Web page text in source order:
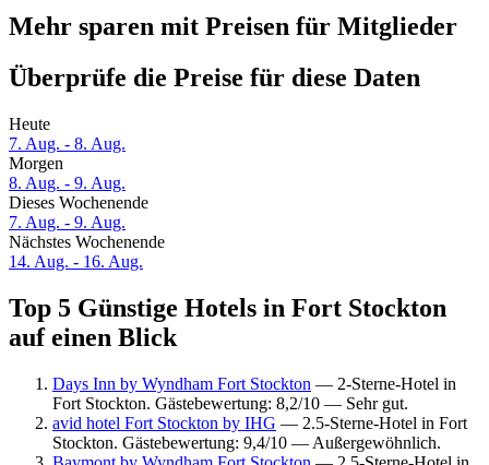
Mehr sparen mit Preisen für Mitglieder
Überprüfe die Preise für diese Daten
Heute
7. Aug. - 8. Aug.
Morgen
8. Aug. - 9. Aug.
Dieses Wochenende
7. Aug. - 9. Aug.
Nächstes Wochenende
14. Aug. - 16. Aug.
Top 5 Günstige Hotels in Fort Stockton
auf einen Blick
Days Inn by Wyndham Fort Stockton — 2-Sterne-Hotel in
Fort Stockton. Gästebewertung: 8,2/10 — Sehr gut.
avid hotel Fort Stockton by IHG — 2.5-Sterne-Hotel in Fort
Stockton. Gästebewertung: 9,4/10 — Außergewöhnlich.